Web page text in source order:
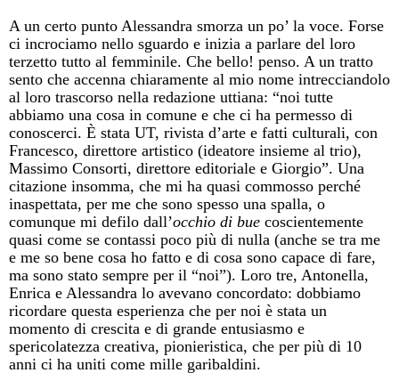
A un certo punto Alessandra smorza un po’ la voce. Forse
ci incrociamo nello sguardo e inizia a parlare del loro
terzetto tutto al femminile. Che bello! penso. A un tratto
sento che accenna chiaramente al mio nome intrecciandolo
al loro trascorso nella redazione uttiana: “noi tutte
abbiamo una cosa in comune e che ci ha permesso di
conoscerci. È stata UT, rivista d’arte e fatti culturali, con
Francesco, direttore artistico (ideatore insieme al trio),
Massimo Consorti, direttore editoriale e Giorgio”. Una
citazione insomma, che mi ha quasi commosso perché
inaspettata, per me che sono spesso una spalla, o
comunque mi defilo dall’occhio di bue coscientemente
quasi come se contassi poco più di nulla (anche se tra me
e me so bene cosa ho fatto e di cosa sono capace di fare,
ma sono stato sempre per il “noi”). Loro tre, Antonella,
Enrica e Alessandra lo avevano concordato: dobbiamo
ricordare questa esperienza che per noi è stata un
momento di crescita e di grande entusiasmo e
spericolatezza creativa, pionieristica, che per più di 10
anni ci ha uniti come mille garibaldini.